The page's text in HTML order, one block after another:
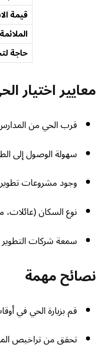
قيمة
حاجة
معايير اختيار
قرب الحي من
سهولة الوصول إلى
وجود مشروعات
نوع السكان
سمعة شركات
نصائح مهمة
قم بزيارة الحي في
تحقق من تراخيص